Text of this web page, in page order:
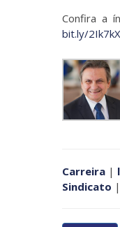
Confira a
bit.ly/
Carreira |
Sindicato |